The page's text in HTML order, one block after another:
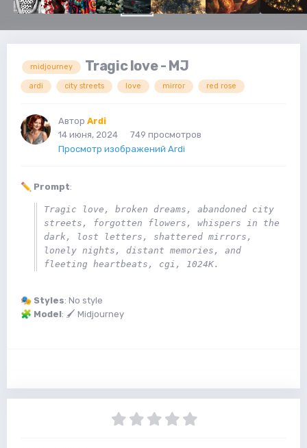
midjourney Tragic love - MJ
ardi city streets love mirror red rose
Автор Ardi
14 июня, 2024
749 просмотров
Просмотр изображений Ardi
✏️ Prompt:
Tragic love, broken dreams, abandoned city
streets, forgotten flowers, whispers in the
dark, lost letters, shattered mirrors,
lonely nights, distant memories, and
fleeting heartbeats, cgi, 1024K.
🎭 Styles: No style
🧩 Model: 🖌 Midjourney